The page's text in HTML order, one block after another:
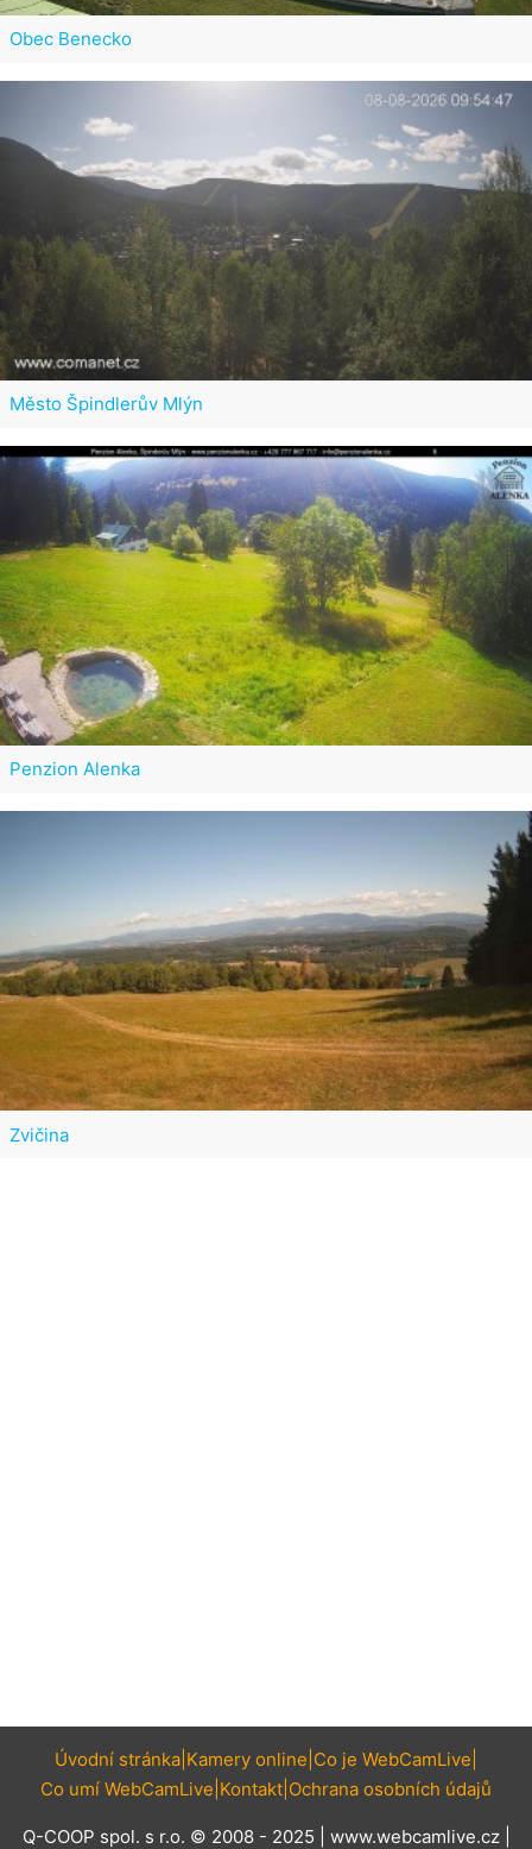
Obec Benecko
Město Špindlerův Mlýn
Penzion Alenka
Zvičina
Úvodní stránka Kamery online Co je WebCamLive
Co umí WebCamLive Kontakt Ochrana osobních údajů
Q-COOP spol. s r.o. © 2008 - 2025 | www.webcamlive.cz|